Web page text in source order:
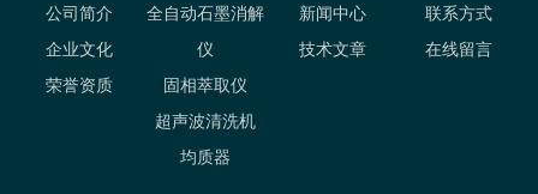
公司简介
企业文化
荣誉资质
全自动石墨消解
仪
固相萃取仪
超声波清洗机
均质器
新闻中心
技术文章
联系方式
在线留言